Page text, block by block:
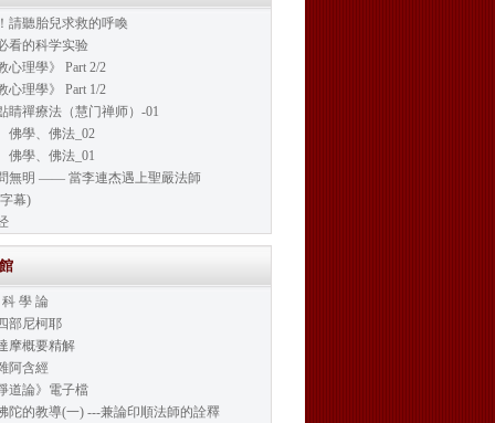
請聽胎兒求救的呼喚
看的科学实验
心理學》 Part 2/2
心理學》 Part 1/2
睛禪療法（慧门禅师）-01
佛學、佛法_02
佛學、佛法_01
無明 —— 當李連杰遇上聖嚴法師
幕)
學 論
部尼柯耶
摩概要精解
阿含經
道論》電子檔
陀的教導(一) ---兼論印順法師的詮釋